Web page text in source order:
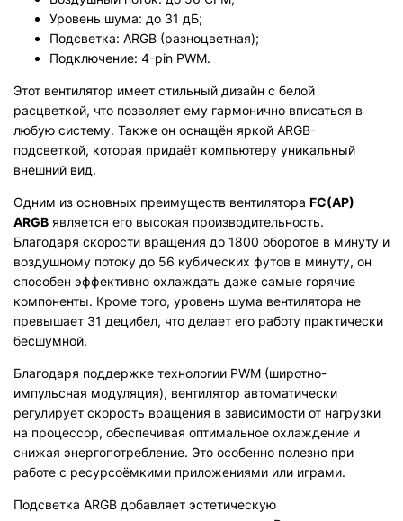
Уровень шума: до 31 дБ;
Подсветка: ARGB (разноцветная);
Подключение: 4-pin PWM.
Этот вентилятор имеет стильный дизайн с белой
расцветкой, что позволяет ему гармонично вписаться в
любую систему. Также он оснащён яркой ARGB-
подсветкой, которая придаёт компьютеру уникальный
внешний вид.
Одним из основных преимуществ вентилятора FC(AP)
ARGB является его высокая производительность.
Благодаря скорости вращения до 1800 оборотов в минуту и
воздушному потоку до 56 кубических футов в минуту, он
способен эффективно охлаждать даже самые горячие
компоненты. Кроме того, уровень шума вентилятора не
превышает 31 децибел, что делает его работу практически
бесшумной.
Благодаря поддержке технологии PWM (широтно-
импульсная модуляция), вентилятор автоматически
регулирует скорость вращения в зависимости от нагрузки
на процессор, обеспечивая оптимальное охлаждение и
снижая энергопотребление. Это особенно полезно при
работе с ресурсоёмкими приложениями или играми.
Подсветка ARGB добавляет эстетическую